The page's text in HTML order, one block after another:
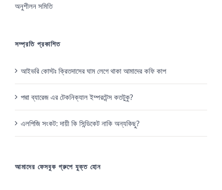
অনুশীলন সমিতি
সম্প্রতি প্রকাশিত
আইভরি কোস্টঃ ক্রিতদাসের ঘাম লেগে থাকা আমাদের কফি কাপ
পদ্মা ব্যারেজ এর টেকনিক্যাল ইম্পরটেন্স কতটুকু?
এলপিজি সংকট: দায়ী কি সিন্ডিকেট নাকি অন্যকিছু?
আমাদের ফেসবুক গ্রুপে যুক্ত হোন